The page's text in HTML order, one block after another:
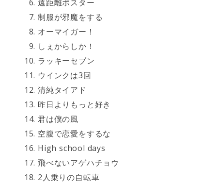
遠距離ポスター
制服が邪魔をする
オーマイガー！
しぇからしか！
ラッキーセブン
ウインクは3回
清純タイアド
昨日よりもっと好き
君は僕の風
空腹で恋愛をするな
High school days
飛べないアゲハチョウ
2人乗りの自転車